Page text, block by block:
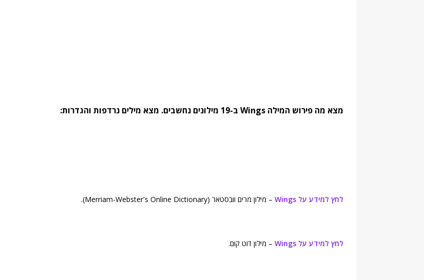
מצא מה פירוש המילה Wings ב-19 מילונים נחשבים. מצא מילים נרדפות והגדרות:
לחץ למידע על Wings – מילון מרים וובסטאר (Merriam-Webster's Online Dictionary).
לחץ למידע על Wings – מילון דוט קום.